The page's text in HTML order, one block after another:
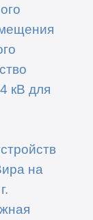
кВ для
на